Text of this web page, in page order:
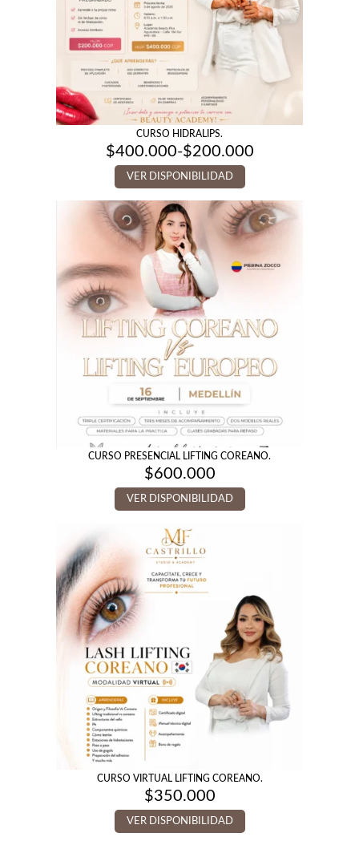
CURSO HIDRALIPS.
$200.000
-
$400.000
Rango
de
precios:
desde
$200.000
hasta
$400.000
VER DISPONIBILIDAD
CURSO PRESENCIAL LIFTING COREANO.
$600.000
VER DISPONIBILIDAD
CURSO VIRTUAL LIFTING COREANO.
$350.000
VER DISPONIBILIDAD